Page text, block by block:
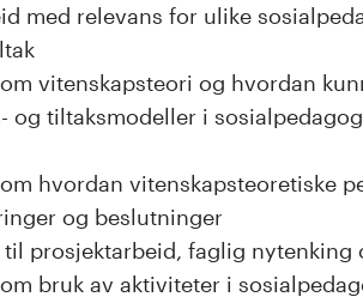
med relevans for ulike
vitenskapsteori og hvordan
og tiltaksmodeller i
hvordan vitenskapsteoretiske
og beslutninger
til prosjektarbeid, faglig nytenking
bruk av aktiviteter i